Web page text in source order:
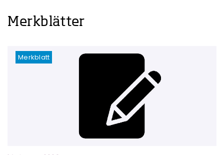
Merkblätter
Merkblatt